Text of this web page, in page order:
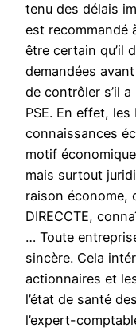
tenu des délais
est recommandé
être certain qu’il
demandées
de contrôler s’il
PSE. En effet,
connaissances
motif
mais surtout
raison économe,
DIRECCTE,
… Toute
sincère. Cela
actionnaires et
l’état de santé
l’expert-